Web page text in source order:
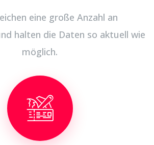
eine große Anzahl an
halten die Daten so aktuell wie
möglich.